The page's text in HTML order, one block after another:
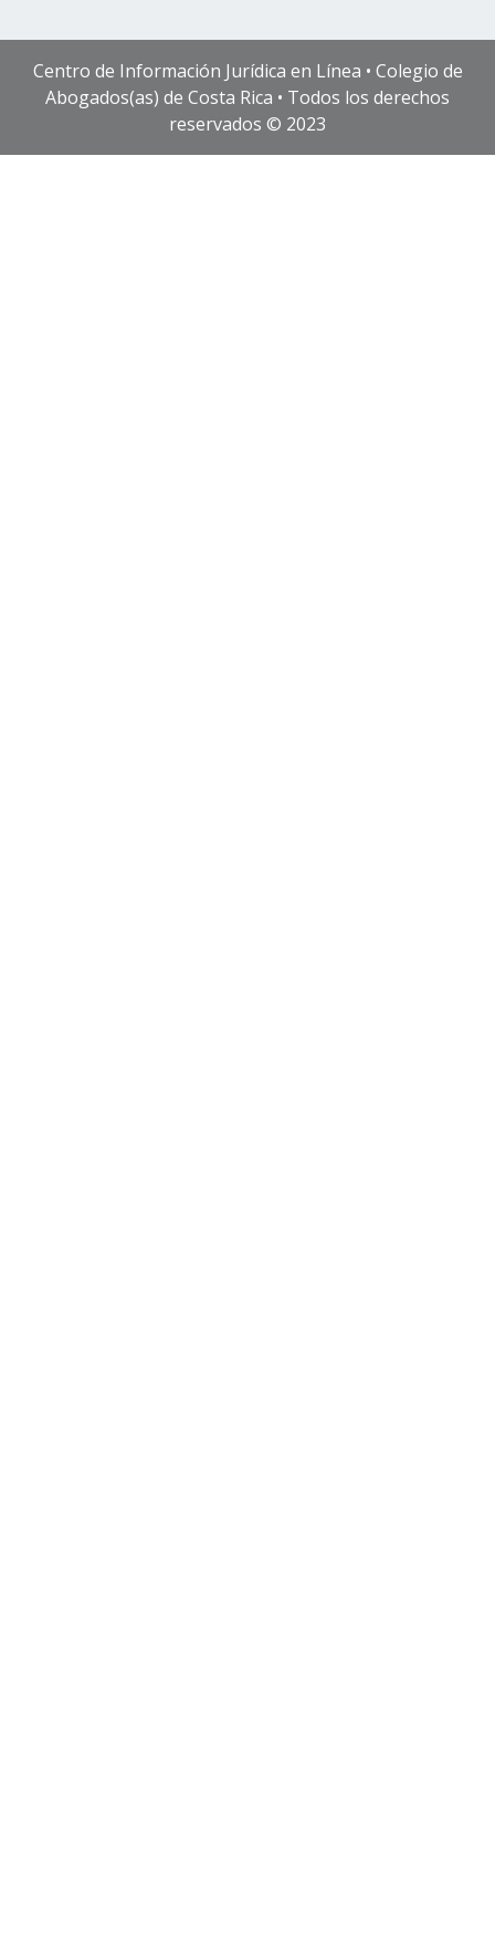
Centro de Información Jurídica en Línea • Colegio de
Abogados(as) de Costa Rica • Todos los derechos
reservados © 2023